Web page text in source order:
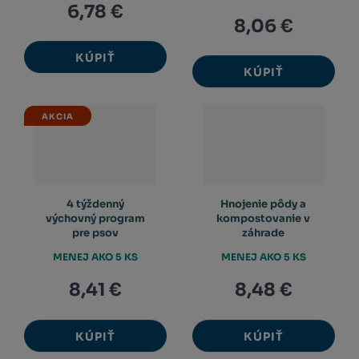
6,78 €
KÚPIŤ
8,06 €
KÚPIŤ
AKCIA
4 týždenný
výchovný program
pre psov
8,41 €
KÚPIŤ
MENEJ AKO 5 KS
Hnojenie pôdy a
kompostovanie v
záhrade
8,48 €
KÚPIŤ
MENEJ AKO 5 KS